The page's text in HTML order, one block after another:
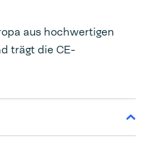
aus hochwertigen
trägt die CE-